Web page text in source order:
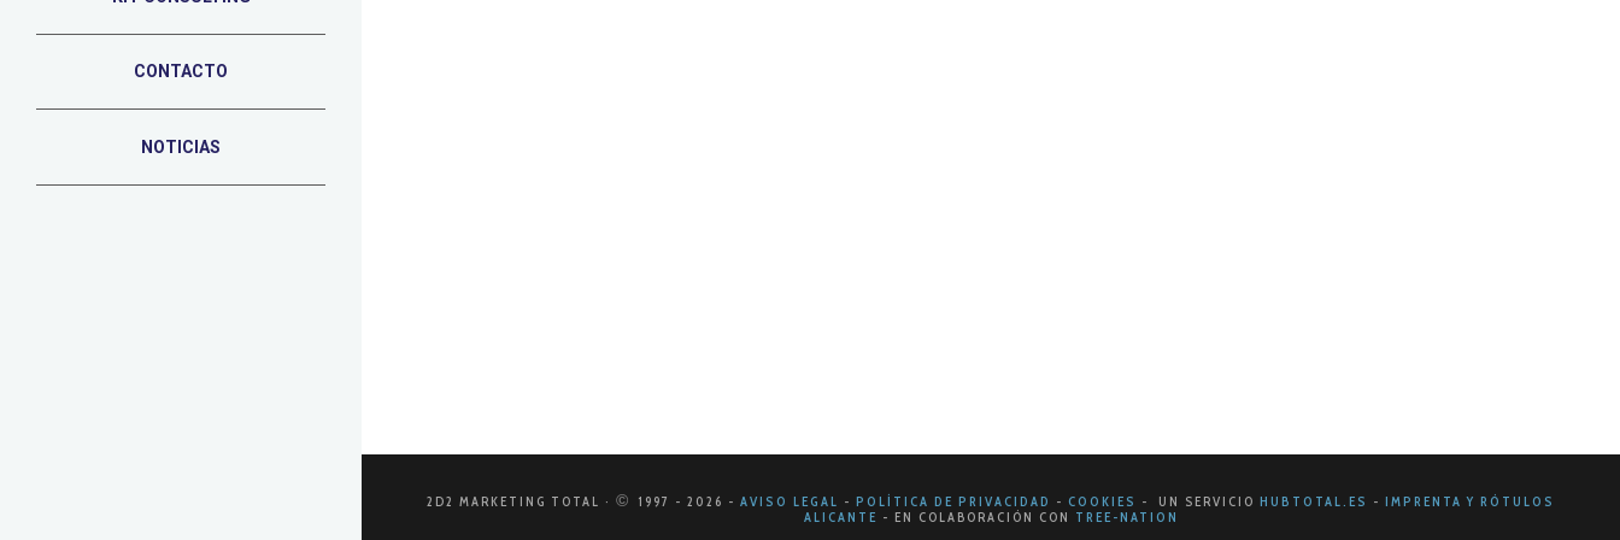
CONTACTO
NOTICIAS
2D2 MARKETING TOTAL · © 1997 - 2026 - AVISO LEGAL - POLÍTICA DE PRIVACIDAD - COOKIES - UN SERVICIO HUBTOTAL.ES - IMPRENTA Y RÓTULOS
ALICANTE - EN COLABORACIÓN CON TREE-NATION